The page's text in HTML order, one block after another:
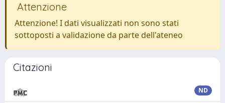
Attenzione
Attenzione! I dati visualizzati non sono stati
sottoposti a validazione da parte dell'ateneo
Citazioni
ND